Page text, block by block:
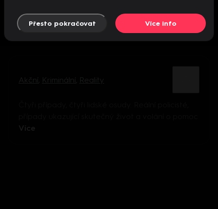
Akční Kriminální Reality
Více
Přesto pokračovat Více info